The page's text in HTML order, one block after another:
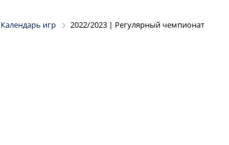
Календарь игр 2022/2023 | Регулярный чемпионат